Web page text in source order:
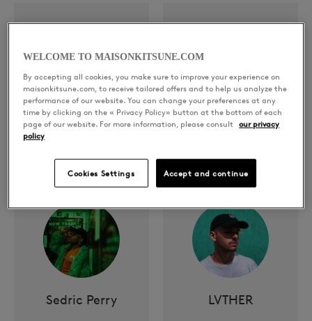
Mel Blue GRLS
Sedric Perry LVTHER
WELCOME TO MAISONKITSUNE.COM
By accepting all cookies, you make sure to improve your experience on
maisonkitsune.com, to receive tailored offers and to help us analyze the
performance of our website. You can change your preferences at any
time by clicking on the « Privacy Policy» button at the bottom of each
page of our website. For more information, please consult
our privacy
policy
Cookies Settings Accept and continue